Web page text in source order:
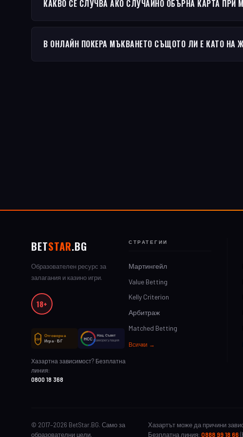
КАКВО СЕ СЛУЧВА АКО СЛУЧАЙНО ОБЪРНА КАРТА ПРИ
В ОНЛАЙН ПОКЕРА МЪКВАНЕТО СЪЩОТО ЛИ Е КАТО НА
BETSTAR.BG
Образователен ресурс за
залагания и казино игри.
18+
ОИ
Отговорна
Игра · БГ
НСС
Нац. Съвет
Саморегулация
Хазартна зависимост? Безплатна
линия:
0800 18 368
СТРАТЕГИИ
Мартингейл
Value Betting
Kelly Criterion
Арбитраж
Matched Betting
Всички →
© 2017–2026 BetStar.BG. Само за
образователни цели.
Хазартът може да причини
Безплатна линия: 0888 99 18 66